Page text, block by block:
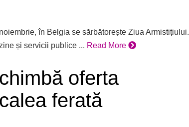
în Belgia se sărbătorește Ziua Armistițiului.
și servicii publice ... Read More
oferta
ferată